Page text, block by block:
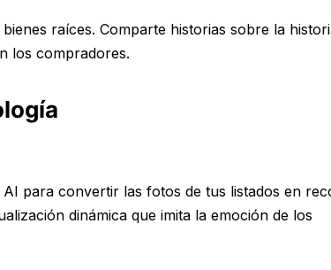
raíces. Comparte historias sobre la
los compradores.
para convertir las fotos de tus listados en
dinámica que imita la emoción de los